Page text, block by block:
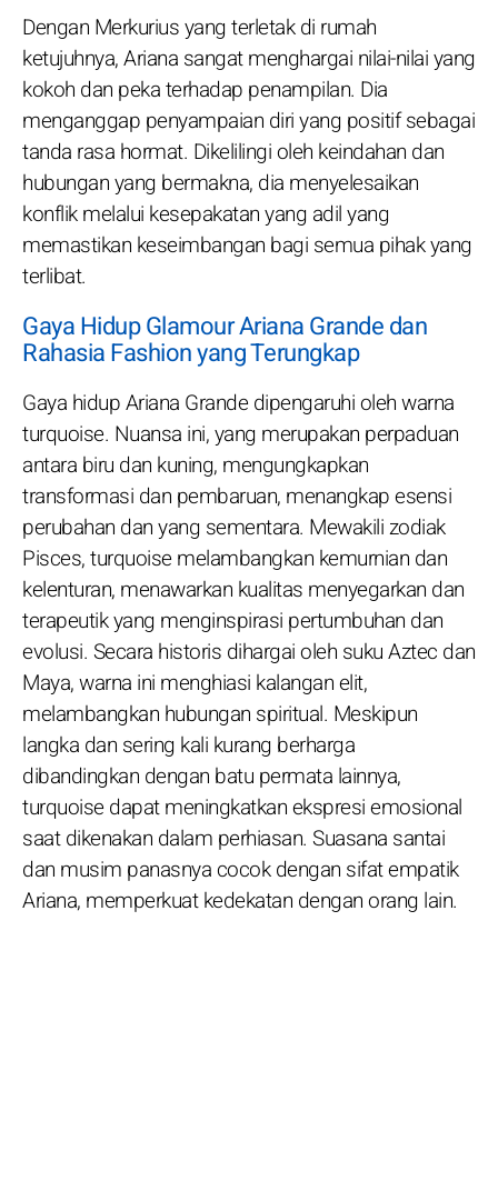
Dengan Merkurius yang terletak di rumah
ketujuhnya, Ariana sangat menghargai nilai-nilai yang
kokoh dan peka terhadap penampilan. Dia
menganggap penyampaian diri yang positif sebagai
tanda rasa hormat. Dikelilingi oleh keindahan dan
hubungan yang bermakna, dia menyelesaikan
konflik melalui kesepakatan yang adil yang
memastikan keseimbangan bagi semua pihak yang
terlibat.
Gaya Hidup Glamour Ariana Grande dan
Rahasia Fashion yang Terungkap
Gaya hidup Ariana Grande dipengaruhi oleh warna
turquoise. Nuansa ini, yang merupakan perpaduan
antara biru dan kuning, mengungkapkan
transformasi dan pembaruan, menangkap esensi
perubahan dan yang sementara. Mewakili zodiak
Pisces, turquoise melambangkan kemurnian dan
kelenturan, menawarkan kualitas menyegarkan dan
terapeutik yang menginspirasi pertumbuhan dan
evolusi. Secara historis dihargai oleh suku Aztec dan
Maya, warna ini menghiasi kalangan elit,
melambangkan hubungan spiritual. Meskipun
langka dan sering kali kurang berharga
dibandingkan dengan batu permata lainnya,
turquoise dapat meningkatkan ekspresi emosional
saat dikenakan dalam perhiasan. Suasana santai
dan musim panasnya cocok dengan sifat empatik
Ariana, memperkuat kedekatan dengan orang lain.